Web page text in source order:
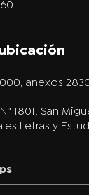
anexos
1801, San
Letras y